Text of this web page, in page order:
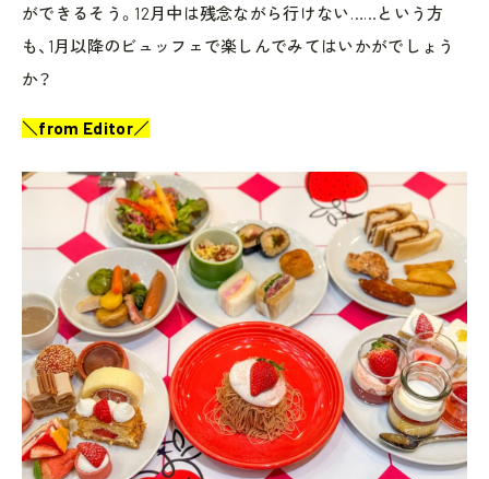
ができるそう。12月中は残念ながら行けない……という方
も、1月以降のビュッフェで楽しんでみてはいかがでしょう
か？
＼from Editor／